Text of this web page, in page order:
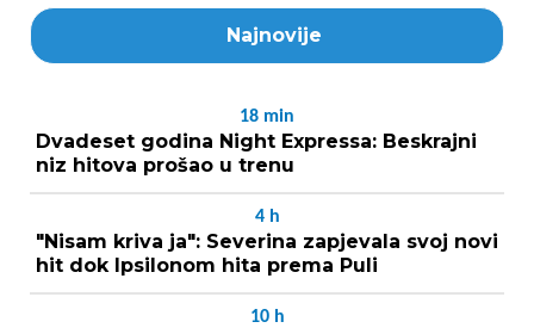
Najnovije
18 min
Dvadeset godina Night Expressa: Beskrajni
niz hitova prošao u trenu
4 h
"Nisam kriva ja": Severina zapjevala svoj novi
hit dok Ipsilonom hita prema Puli
10 h